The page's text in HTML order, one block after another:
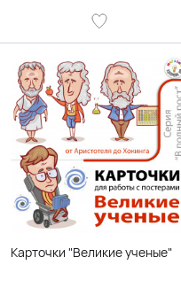
Карточки "Великие ученые"